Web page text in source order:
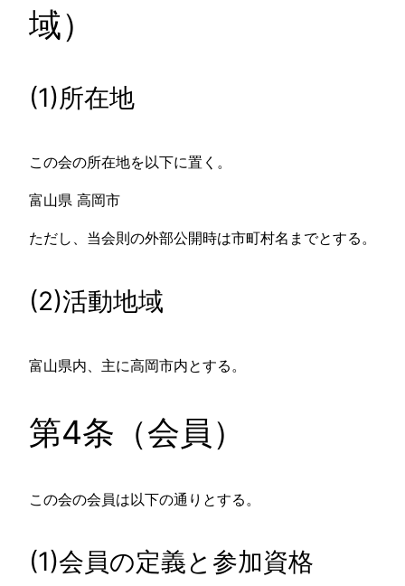
域）
(1)所在地
この会の所在地を以下に置く。
富山県 高岡市
ただし、当会則の外部公開時は市町村名までとする。
(2)活動地域
富山県内、主に高岡市内とする。
第4条（会員）
この会の会員は以下の通りとする。
(1)会員の定義と参加資格